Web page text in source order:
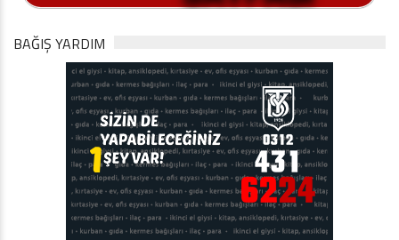
BAĞIŞ YARDIM